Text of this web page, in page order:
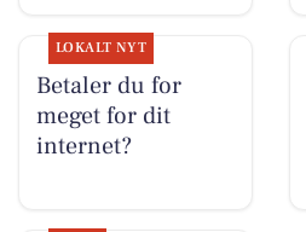
LOKALT NYT
Betaler du for
meget for dit
internet?